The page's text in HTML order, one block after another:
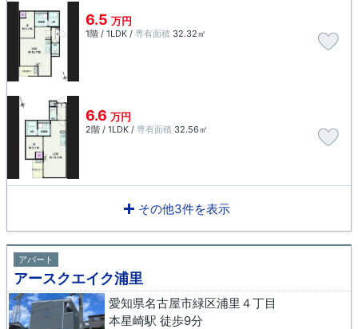
6.5 万円
1階 / 1LDK / 専有面積 32.32㎡
6.6 万円
2階 / 1LDK / 専有面積 32.56㎡
その他3件を表示
アパート
アースクエイク浦里
愛知県名古屋市緑区浦里４丁目
本星崎駅 徒歩9分